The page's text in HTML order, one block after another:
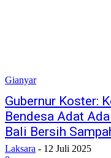
Gianyar
Gubernur Koster:
Bendesa Adat
Bali Bersih
Laksara - 12 Juli 2025